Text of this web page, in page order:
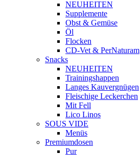
NEUHEITEN
Supplemente
Obst & Gemüse
Öl
Flocken
CD-Vet & PerNaturam
Snacks
NEUHEITEN
Trainingshappen
Langes Kauvergnügen
Fleischige Leckerchen
Mit Fell
Lico Linos
SOUS VIDE
Menüs
Premiumdosen
Pur